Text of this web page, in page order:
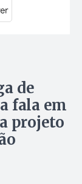
de
fala em
projeto